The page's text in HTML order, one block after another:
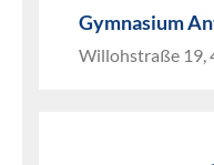
Gymnasium
Willohstraße 19,